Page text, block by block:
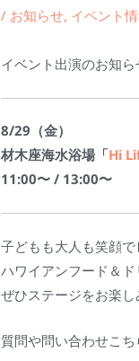
/ お知らせ, イベント
イベント出演のお知ら
8/29（金）
材木座海水浴場「Hi
11:00〜 / 13:00
子どもも大人も笑顔で
ハワイアンフード＆ド
ぜひステージをお楽し
質問や問い合わせこち